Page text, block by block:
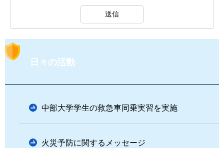
日々の活動
中部大学学生の救急車同乗実習を実施
火災予防に関するメッセージ